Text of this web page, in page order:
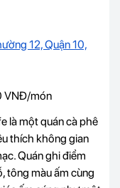
12, Quận 10,
món
là một quán cà phê
thích không gian
Quán ghi điểm
tông màu ấm cùng